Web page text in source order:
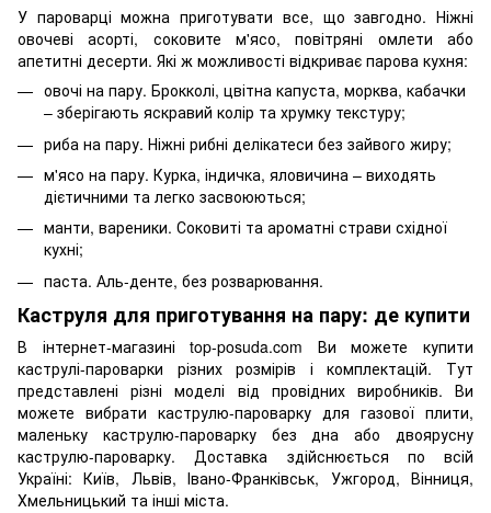
У пароварці можна приготувати все, що завгодно. Ніжні
овочеві асорті, соковите м'ясо, повітряні омлети або
апетитні десерти. Які ж можливості відкриває парова кухня:
овочі на пару. Брокколі, цвітна капуста, морква, кабачки
– зберігають яскравий колір та хрумку текстуру;
риба на пару. Ніжні рибні делікатеси без зайвого жиру;
м'ясо на пару. Курка, індичка, яловичина – виходять
дієтичними та легко засвоюються;
манти, вареники. Соковиті та ароматні страви східної
кухні;
паста. Аль-денте, без розварювання.
Каструля для приготування на пару: де купити
В інтернет-магазині top-posuda.com Ви можете купити
каструлі-пароварки різних розмірів і комплектацій. Тут
представлені різні моделі від провідних виробників. Ви
можете вибрати каструлю-пароварку для газової плити,
маленьку каструлю-пароварку без дна або двоярусну
каструлю-пароварку. Доставка здійснюється по всій
Україні: Київ, Львів, Івано-Франківськ, Ужгород, Вінниця,
Хмельницький та інші міста.